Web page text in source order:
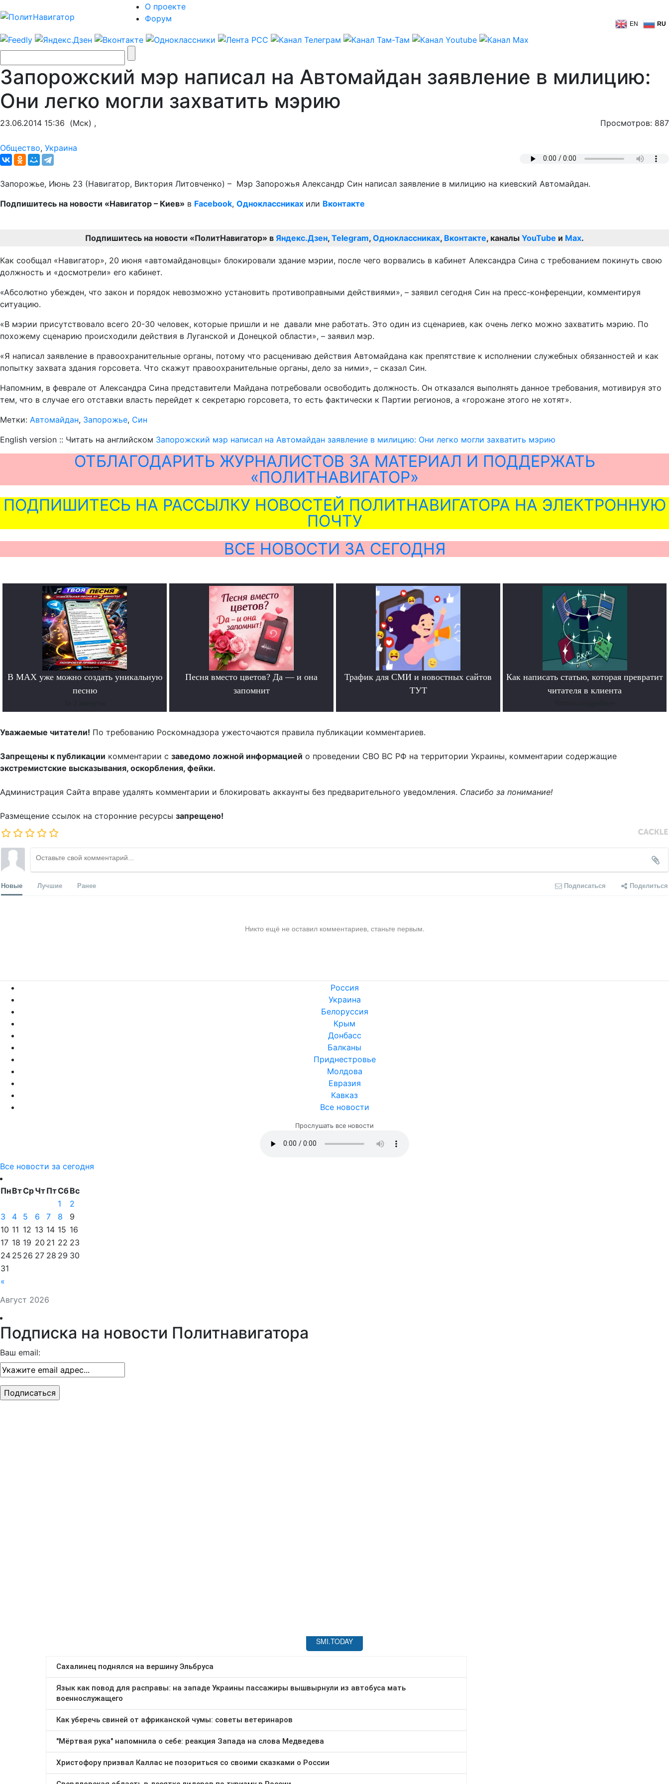
О проекте
Форум
EN RU
Запорожский мэр написал на Автомайдан заявление в милицию:
Они легко могли захватить мэрию
23.06.2014 15:36 (Мск) , Просмотров: 887
Общество, Украина
Запорожье, Июнь 23 (Навигатор, Виктория Литовченко) – Мэр Запорожья Александр Син написал заявление в милицию на киевский Автомайдан.
Подпишитесь на новости «Навигатор – Киев» в Facebook, Одноклассниках или Вконтакте
Подпишитесь на новости «ПолитНавигатор» в Яндекс.Дзен, Telegram, Одноклассниках, Вконтакте, каналы YouTube и Max.
Как сообщал «Навигатор», 20 июня «автомайдановцы» блокировали здание мэрии, после чего ворвались в кабинет Александра Сина с требованием покинуть свою
должность и «досмотрели» его кабинет.
«Абсолютно убежден, что закон и порядок невозможно установить противоправными действиями», – заявил сегодня Син на пресс-конференции, комментируя
ситуацию.
«В мэрии присутствовало всего 20-30 человек, которые пришли и не давали мне работать. Это один из сценариев, как очень легко можно захватить мэрию. По
похожему сценарию происходили действия в Луганской и Донецкой области», – заявил мэр.
«Я написал заявление в правоохранительные органы, потому что расцениваю действия Автомайдана как препятствие к исполнении служебных обязанностей и как
попытку захвата здания горсовета. Что скажут правоохранительные органы, дело за ними», – сказал Син.
Напомним, в феврале от Александра Сина представители Майдана потребовали освободить должность. Он отказался выполнять данное требования, мотивируя это
тем, что в случае его отставки власть перейдет к секретарю горсовета, то есть фактически к Партии регионов, а «горожане этого не хотят».
Метки: Автомайдан, Запорожье, Син
English version :: Читать на английском Запорожский мэр написал на Автомайдан заявление в милицию: Они легко могли захватить мэрию
ОТБЛАГОДАРИТЬ ЖУРНАЛИСТОВ ЗА МАТЕРИАЛ И ПОДДЕРЖАТЬ
«ПОЛИТНАВИГАТОР»
ПОДПИШИТЕСЬ НА РАССЫЛКУ НОВОСТЕЙ ПОЛИТНАВИГАТОРА НА ЭЛЕКТРОННУЮ
ПОЧТУ
ВСЕ НОВОСТИ ЗА СЕГОДНЯ
В MAX уже можно создать уникальную
песню
Песня вместо цветов? Да — и она
запомнит
Трафик для СМИ и новостных сайтов
ТУТ
Как написать статью, которая превратит
читателя в клиента
Уважаемые читатели! По требованию Роскомнадзора ужесточаются правила публикации комментариев.
Запрещены к публикации комментарии с заведомо ложной информацией о проведении СВО ВС РФ на территории Украины, комментарии содержащие
экстремистские высказывания, оскорбления, фейки.
Администрация Сайта вправе удалять комментарии и блокировать аккаунты без предварительного уведомления. Спасибо за понимание!
Размещение ссылок на сторонние ресурсы запрещено!
Новые Лучшие Ранее Подписаться Поделиться
Никто ещё не оставил комментариев, станьте первым.
Россия
Украина
Белоруссия
Крым
Донбасс
Балканы
Приднестровье
Молдова
Евразия
Кавказ
Все новости
Прослушать все новости
Все новости за сегодня
Август 2026
ПнВтСрЧтПтСбВс
«
1
2
3
4 5 6 7 8
9
10 11 12 13 14 15 16
17 18 19 20 21 22 23
24 25 26 27 28 29 30
31
Подписка на новости Политнавигатора
Ваш email: